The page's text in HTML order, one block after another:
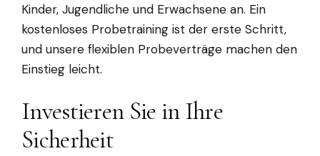
Kinder, Jugendliche und Erwachsene an. Ein
kostenloses Probetraining ist der erste Schritt,
und unsere flexiblen Probeverträge machen den
Einstieg leicht.
Investieren Sie in Ihre
Sicherheit